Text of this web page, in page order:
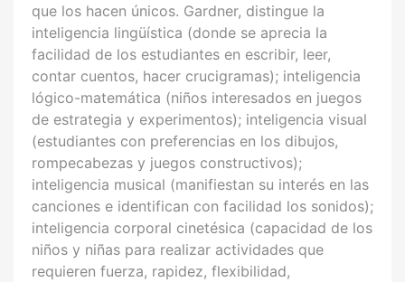
que los hacen únicos. Gardner, distingue la
inteligencia lingüística (donde se aprecia la
facilidad de los estudiantes en escribir, leer,
contar cuentos, hacer crucigramas); inteligencia
lógico-matemática (niños interesados en juegos
de estrategia y experimentos); inteligencia visual
(estudiantes con preferencias en los dibujos,
rompecabezas y juegos constructivos);
inteligencia musical (manifiestan su interés en las
canciones e identifican con facilidad los sonidos);
inteligencia corporal cinetésica (capacidad de los
niños y niñas para realizar actividades que
requieren fuerza, rapidez, flexibilidad,